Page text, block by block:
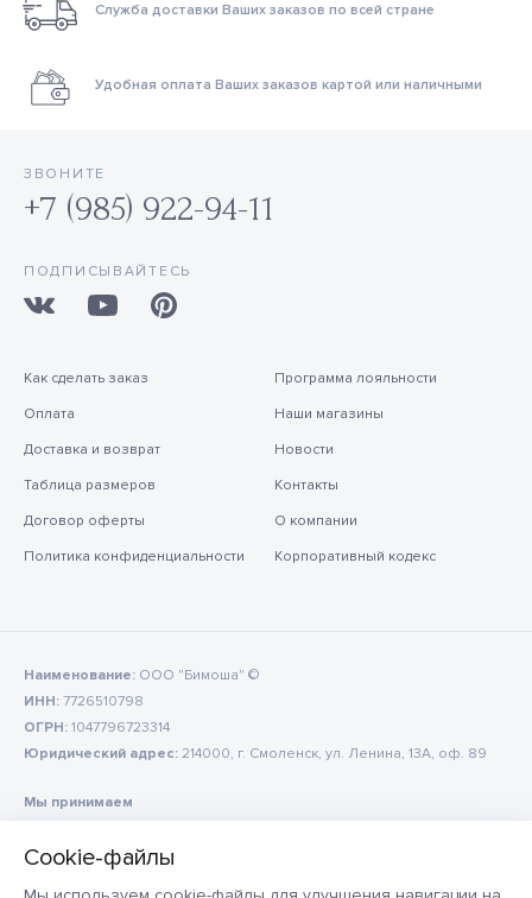
Служба доставки Ваших заказов по всей стране
Удобная оплата Ваших заказов картой или наличными
ЗВОНИТЕ
+7 (985) 922-94-11
ПОДПИСЫВАЙТЕСЬ
Как сделать заказ
Оплата
Доставка и возврат
Таблица размеров
Договор оферты
Политика конфиденциальности
Программа лояльности
Наши магазины
Новости
Контакты
О компании
Корпоративный кодекс
Наименование: ООО "Бимоша" ©
ИНН: 7726510798
ОГРН: 1047796723314
Юридический адрес: 214000, г. Смоленск, ул. Ленина, 13А, оф. 89
Мы принимаем